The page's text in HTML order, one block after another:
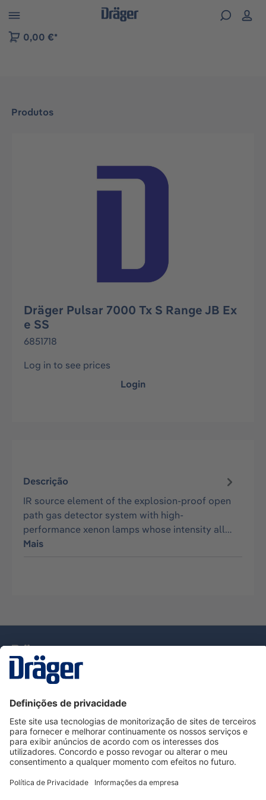
to B2B platform navigation
0,00 €*
Produtos
Ignorar galeria de imagens
Dräger Pulsar 7000 Tx S Range JB Ex
e SS
6851718
Log in to see prices
Login
Descrição
IR source element of the explosion-proof open
path gas detector system with high-
performance xenon lamps whose intensity all…
Mais
Serviço de Apoio ao Cliente Dräger
Utilização da loja
Informações